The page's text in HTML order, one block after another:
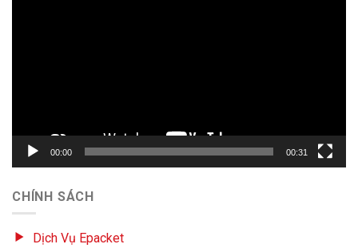
00:00 00:31
CHÍNH SÁCH
Dịch Vụ Epacket